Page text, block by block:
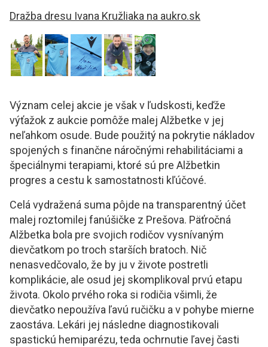
Dražba dresu Ivana Kružliaka na aukro.sk
Význam celej akcie je však v ľudskosti, keďže
výťažok z aukcie pomôže malej Alžbetke v jej
neľahkom osude. Bude použitý na pokrytie nákladov
spojených s finančne náročnými rehabilitáciami a
špeciálnymi terapiami, ktoré sú pre Alžbetkin
progres a cestu k samostatnosti kľúčové.
Celá vydražená suma pôjde na transparentný účet
malej roztomilej fanúšičke z Prešova. Päťročná
Alžbetka bola pre svojich rodičov vysnívaným
dievčatkom po troch starších bratoch. Nič
nenasvedčovalo, že by ju v živote postretli
komplikácie, ale osud jej skomplikoval prvú etapu
života. Okolo prvého roka si rodičia všimli, že
dievčatko nepoužíva ľavú ručičku a v pohybe mierne
zaostáva. Lekári jej následne diagnostikovali
spastickú hemiparézu, teda ochrnutie ľavej časti